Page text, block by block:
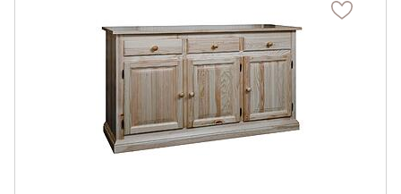
Я ознакомлен с Политикой в отношении
обработки персональных данных и
согласен на их обработку.